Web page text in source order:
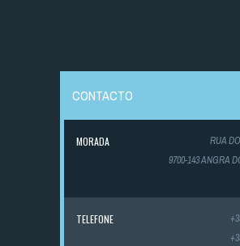
CONTACTO
MORADA
RUA
9700-143 ANGRA
TELEFONE